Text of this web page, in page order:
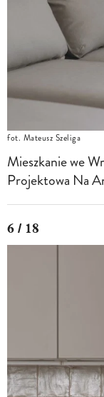
fot. Mateusz Szeliga
Mieszkanie we
Projektowa Na
6 / 18